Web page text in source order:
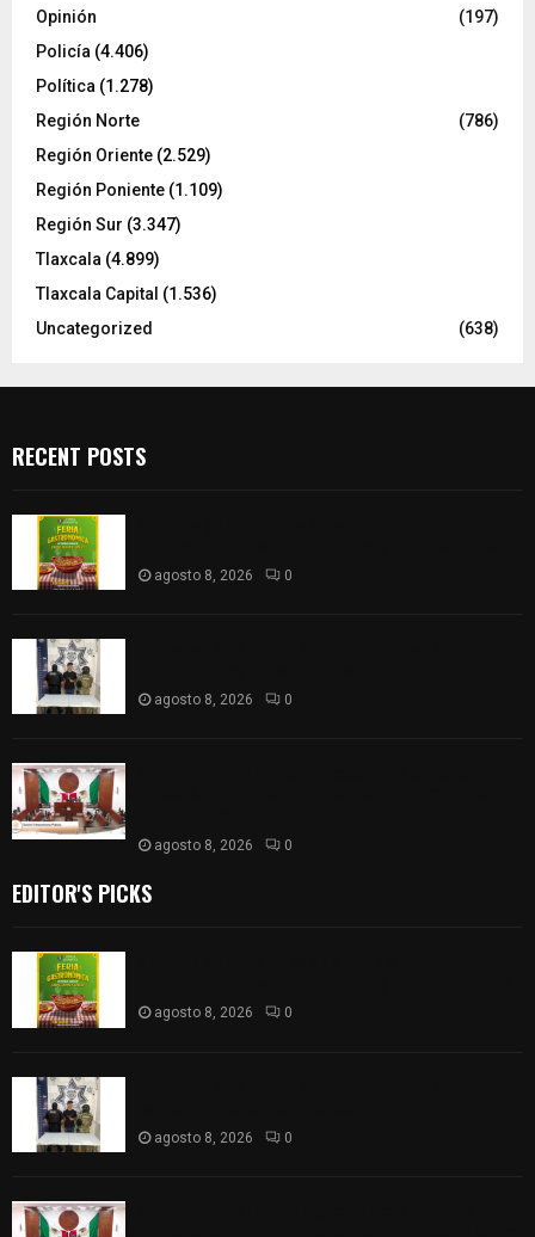
Opinión
(197)
Policía (4.406)
Política (1.278)
Región Norte
(786)
Región Oriente (2.529)
Región Poniente (1.109)
Región Sur (3.347)
Tlaxcala (4.899)
Tlaxcala Capital (1.536)
Uncategorized
(638)
RECENT POSTS
agosto 8, 2026 0
agosto 8, 2026 0
agosto 8, 2026 0
EDITOR'S PICKS
agosto 8, 2026 0
agosto 8, 2026 0